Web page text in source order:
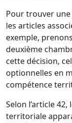
Pour trouver
les articles
exemple,
deuxième
cette décision,
optionnelles en
compétence
Selon l’article
territoriale